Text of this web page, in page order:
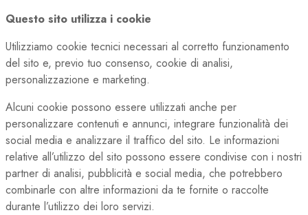
Questo sito utilizza i cookie
Utilizziamo cookie tecnici necessari al corretto funzionamento
del sito e, previo tuo consenso, cookie di analisi,
personalizzazione e marketing.
Alcuni cookie possono essere utilizzati anche per
personalizzare contenuti e annunci, integrare funzionalità dei
social media e analizzare il traffico del sito. Le informazioni
relative all’utilizzo del sito possono essere condivise con i nostri
partner di analisi, pubblicità e social media, che potrebbero
combinarle con altre informazioni da te fornite o raccolte
durante l’utilizzo dei loro servizi.